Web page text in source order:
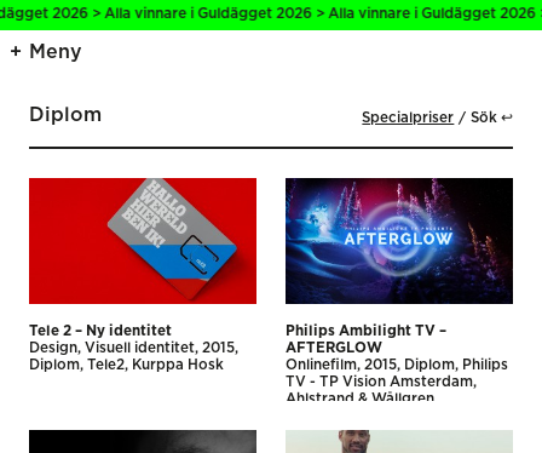
2026 > Alla vinnare i Guldägget 2026 > Alla vinnare i Guldägget 2026
Meny
Diplom Specialpriser Sök ↩
Tele 2 – Ny identitet
Design Visuell identitet 2015
Diplom Tele2 Kurppa Hosk
Philips Ambilight TV –
AFTERGLOW
Onlinefilm 2015 Diplom
Philips
TV - TP Vision Amsterdam
Ahlstrand & Wållgren